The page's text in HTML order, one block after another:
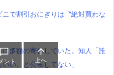
で割引おにぎりは〝絶対買わな
多額の寄付していた。知人「誰
い、と公表してない」
ント

上へ